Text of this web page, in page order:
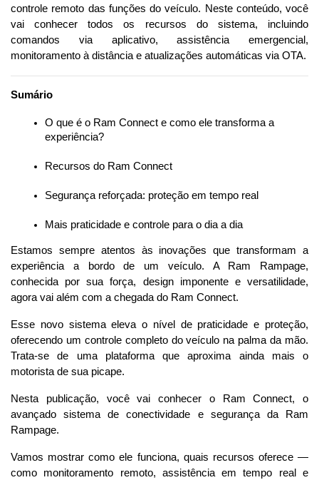
controle remoto das funções do veículo. Neste conteúdo, você
vai conhecer todos os recursos do sistema, incluindo
comandos via aplicativo, assistência emergencial,
monitoramento à distância e atualizações automáticas via OTA.
Sumário
O que é o Ram Connect e como ele transforma a
experiência?
Recursos do Ram Connect
Segurança reforçada: proteção em tempo real
Mais praticidade e controle para o dia a dia
Estamos sempre atentos às inovações que transformam a
experiência a bordo de um veículo. A Ram Rampage,
conhecida por sua força, design imponente e versatilidade,
agora vai além com a chegada do Ram Connect.
Esse novo sistema eleva o nível de praticidade e proteção,
oferecendo um controle completo do veículo na palma da mão.
Trata-se de uma plataforma que aproxima ainda mais o
motorista de sua picape.
Nesta publicação, você vai conhecer o Ram Connect, o
avançado sistema de conectividade e segurança da Ram
Rampage.
Vamos mostrar como ele funciona, quais recursos oferece —
como monitoramento remoto, assistência em tempo real e